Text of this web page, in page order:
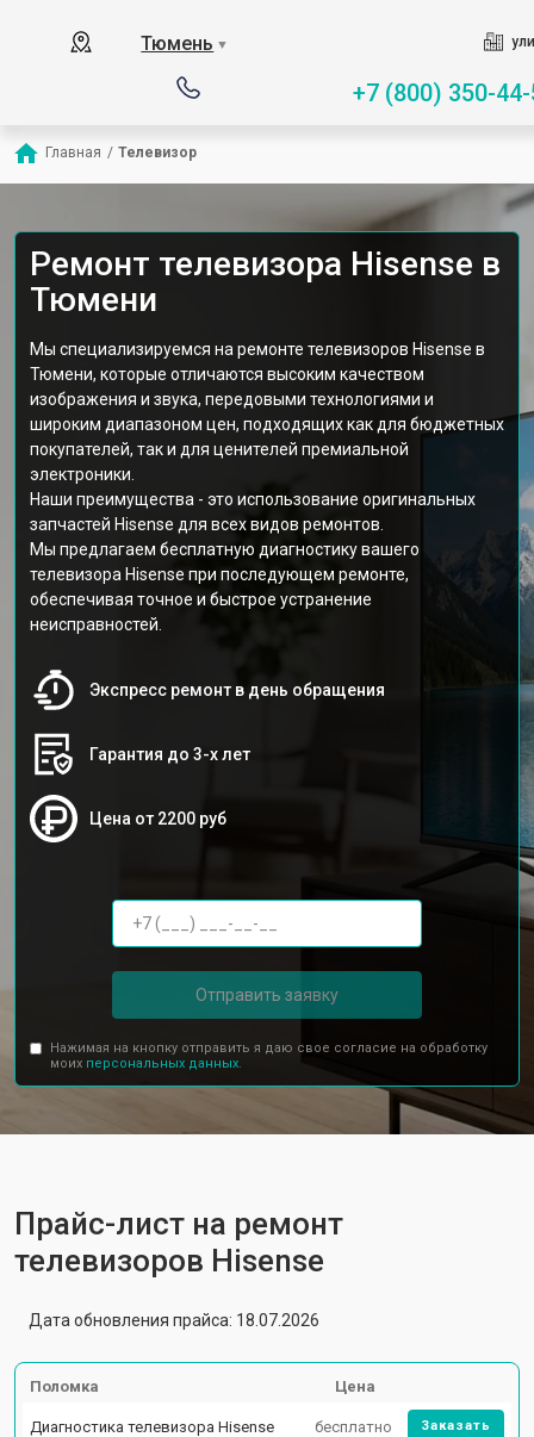
Тюмень ▼
+7 (800) 350-
Главная / Телевизор
Ремонт телевизора Hisense в
Тюмени
Мы специализируемся на ремонте телевизоров Hisense в
Тюмени, которые отличаются высоким качеством
изображения и звука, передовыми технологиями и
широким диапазоном цен, подходящих как для бюджетных
покупателей, так и для ценителей премиальной
электроники.
Наши преимущества - это использование оригинальных
запчастей Hisense для всех видов ремонтов.
Мы предлагаем бесплатную диагностику вашего
телевизора Hisense при последующем ремонте,
обеспечивая точное и быстрое устранение
неисправностей.
Экспресс ремонт в день обращения
Гарантия до 3-х лет
Цена от 2200 руб
Отправить заявку
Нажимая на кнопку отправить я даю свое согласие на обработку
моих персональных данных.
Прайс-лист на ремонт
телевизоров Hisense
Дата обновления прайса: 18.07.2026
Поломка Цена
Диагностика телевизора Hisense бесплатно Заказать